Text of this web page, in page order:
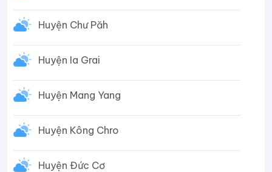
Huyện Chư Păh
Huyện Ia Grai
Huyện Mang Yang
Huyện Kông Chro
Huyện Đức Cơ